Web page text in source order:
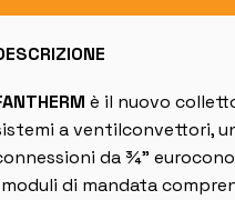
è il nuovo
a ventilconvettori,
da ¾”
moduli di mandata